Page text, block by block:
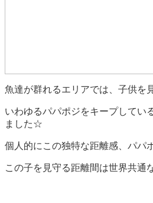
魚達が群れるエリアでは、子供を
いわゆるパパポジをキープしてい
ました☆
個人的にこの独特な距離感、パパ
この子を見守る距離間は世界共通